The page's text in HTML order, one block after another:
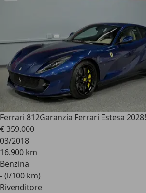
Ferrari 812Garanzia Ferrari Estesa 2028!
€ 359.000
03/2018
16.900 km
Benzina
- (l/100 km)
Rivenditore